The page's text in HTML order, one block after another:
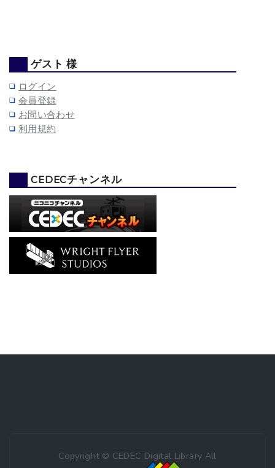
ゲスト 様
ログイン
会員登録
お問い合わせ
利用規約
CEDECチャンネル
Copyright © CEDEC Digital Library All